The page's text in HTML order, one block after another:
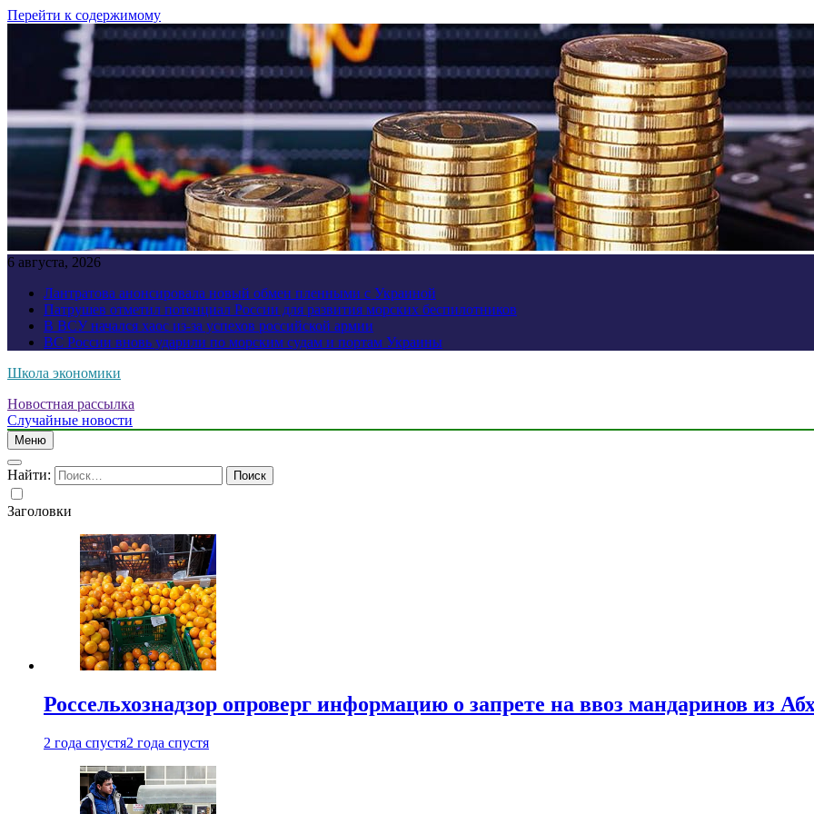
Перейти к содержимому
6 августа, 2026
Лантратова анонсировала новый обмен пленными с Украиной
Патрушев отметил потенциал России для развития морских беспилотников
В ВСУ начался хаос из-за успехов российской армии
ВС России вновь ударили по морским судам и портам Украины
Школа экономики
Новостная рассылка
Случайные новости
Меню
Найти:
Заголовки
Россельхознадзор опроверг информацию о запрете на ввоз мандаринов из
2 года спустя2 года спустя